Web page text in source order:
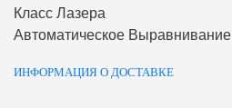
Класс Лазера
Автоматическое Выравнивание
ИНФОРМАЦИЯ О ДОСТАВКЕ